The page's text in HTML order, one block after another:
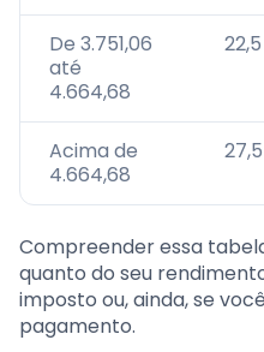
De 3.751,06
até
4.664,68
22,5
Acima de
4.664,68
27,5
Compreender essa
quanto do seu
imposto ou, ainda, se
pagamento.